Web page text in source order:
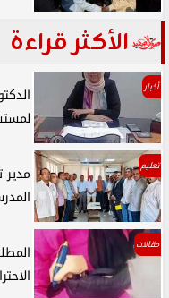
الأكثر قراءة
أخبار
تعليم
مدير
مقالات